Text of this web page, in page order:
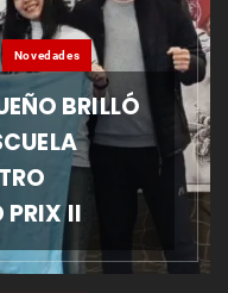
Novedades
BRILLÓ
PRIX II